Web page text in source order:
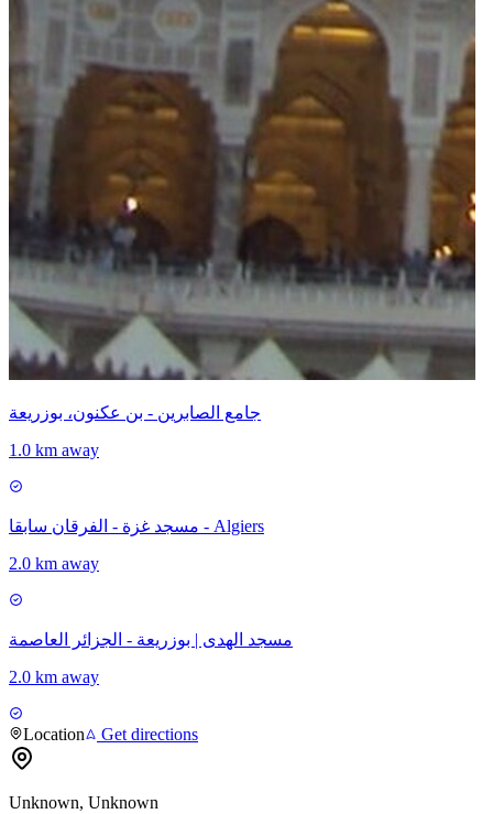
جامع الصابرين - بن عكنون، بوزريعة
1.0 km away
مسجد غزة - الفرقان سابقا - Algiers
2.0 km away
مسجد الهدى | بوزريعة - الجزائر العاصمة
2.0 km away
Location Get directions
Unknown, Unknown